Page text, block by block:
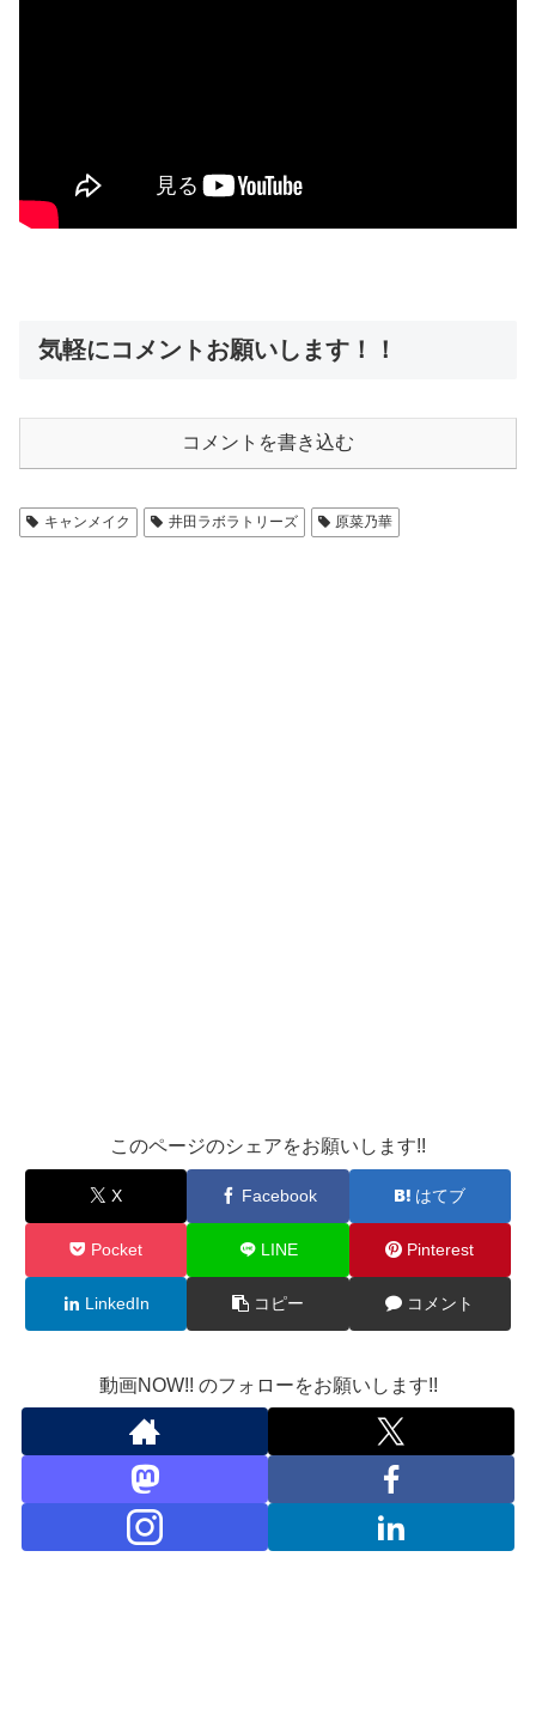
気軽にコメントお願いします！！
コメントを書き込む
キャンメイク 井田ラボラトリーズ 原菜乃華
このページのシェアをお願いします!!
X Facebook はてブ
Pocket LINE Pinterest
LinkedIn コピー コメント
動画NOW!! のフォローをお願いします!!